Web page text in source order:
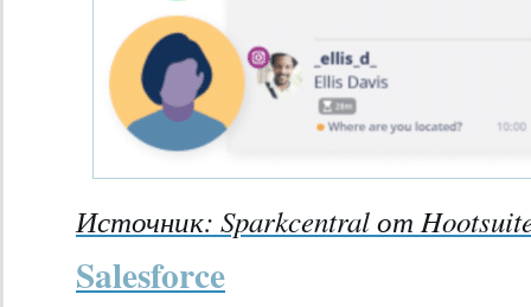
Источник: Sparkcentral от
Salesforce